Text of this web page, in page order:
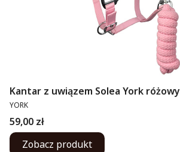
Kantar z uwiązem Solea York różowy
PRODUCENT
YORK
Cena
59,00 zł
Zobacz produkt